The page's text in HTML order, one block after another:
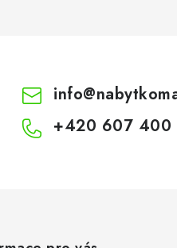
info@
+420 607 400